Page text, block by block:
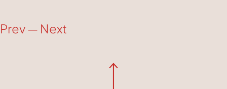
Prev— Next